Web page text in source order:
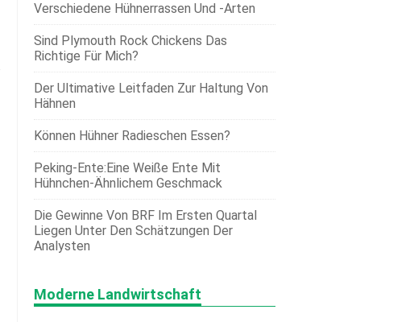
Verschiedene Hühnerrassen Und -arten
Sind Plymouth Rock Chickens Das
Richtige Für Mich?
Der Ultimative Leitfaden Zur Haltung Von
Hähnen
Können Hühner Radieschen Essen?
Peking-Ente:Eine Weiße Ente Mit
Hühnchen-Ähnlichem Geschmack
Die Gewinne Von BRF Im Ersten Quartal
Liegen Unter Den Schätzungen Der
Analysten
Moderne Landwirtschaft